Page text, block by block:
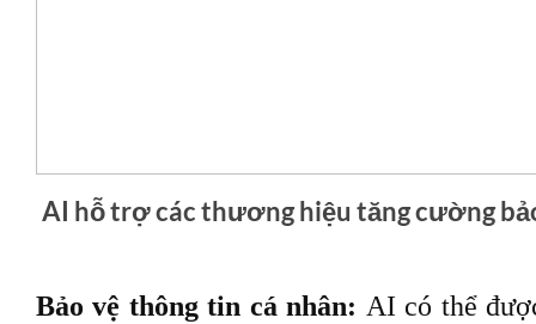
AI hỗ trợ các thương hiệu tăng cường
Bảo vệ thông tin cá nhân: AI có thể